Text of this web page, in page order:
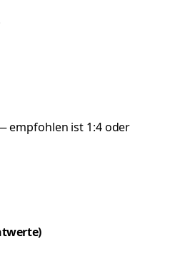
empfohlen ist 1:4 oder